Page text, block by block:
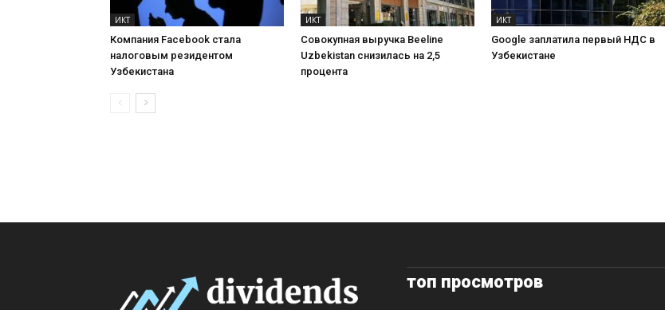
ИКТ
Компания Facebook стала
налоговым резидентом
Узбекистана
ИКТ
Совокупная выручка Beeline
Uzbekistan снизилась на 2,5
процента
ИКТ
Google заплатила первый НДС в
Узбекистане
топ просмотров